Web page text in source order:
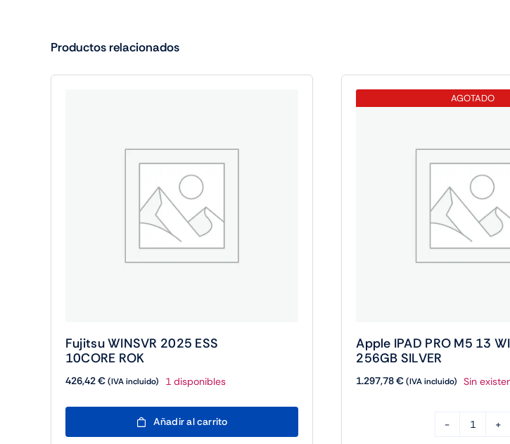
Productos relacionados
Fujitsu WINSVR 2025 ESS
10CORE ROK
426,42€(IVA incluido) 1 disponibles
Fujitsu
WINSVR
Añadir al carrito
AGOTADO
Apple IPAD PRO M5 13
256GB SILVER
1.297,78€ (IVA incluido) Sin